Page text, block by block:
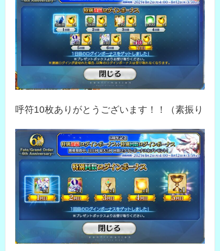
呼符10枚ありがとうございます！！（素振り